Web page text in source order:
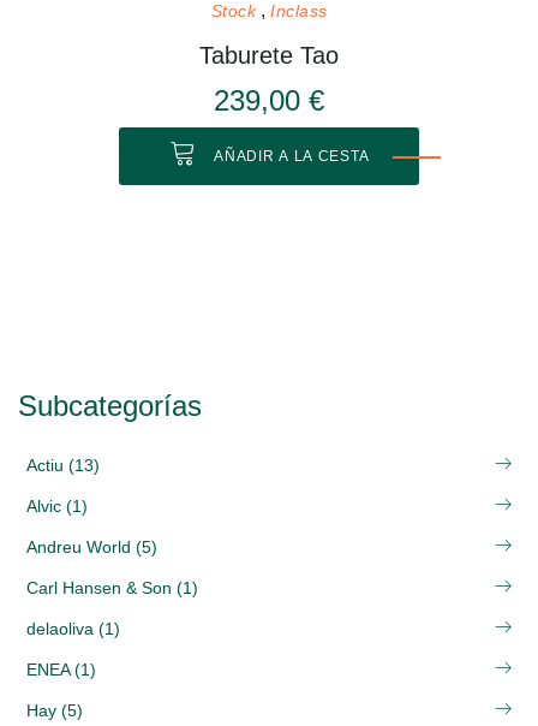
Stock Inclass
Taburete Tao
239,00 €
AÑADIR A LA CESTA
Subcategorías
Actiu (13)
Alvic (1)
Andreu World (5)
Carl Hansen & Son (1)
delaoliva (1)
ENEA (1)
Hay (5)